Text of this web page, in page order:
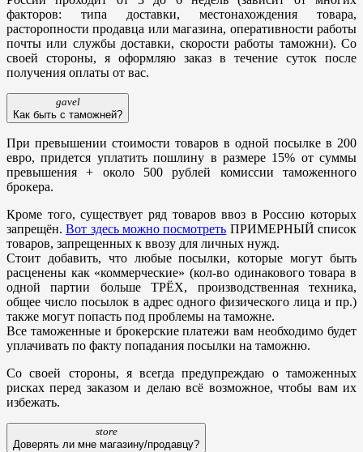
факторов: типа доставки, местонахождения товара,
расторопности продавца или магазина, оперативности работы
почты или службы доставки, скорости работы таможни). Со
своей стороны, я оформляю заказ в течение суток после
получения оплаты от вас.
gavel
Как быть с таможней?
При превышении стоимости товаров в одной посылке в 200
евро, придется уплатить пошлину в размере 15% от суммы
превышения + около 500 рублей комиссии таможенного
брокера.
Кроме того, существует ряд товаров ввоз в Россию которых
запрещён.Вот здесь можно посмотреть ПРИМЕРНЫЙ список
товаров, запрещенных к ввозу для личных нужд.
Стоит добавить, что любые посылки, которые могут быть
расценены как «коммерческие» (кол-во одинакового товара в
одной партии больше ТРЁХ, производственная техника,
общее число посылок в адрес одного физического лица и пр.)
также могут попасть под проблемы на таможне.
Все таможенные и брокерские платежи вам необходимо будет
уплачивать по факту попадания посылки на таможню.
Со своей стороны, я всегда предупреждаю о таможенных
рисках перед заказом и делаю всё возможное, чтобы вам их
избежать.
store
Доверять ли мне магазину/продавцу?